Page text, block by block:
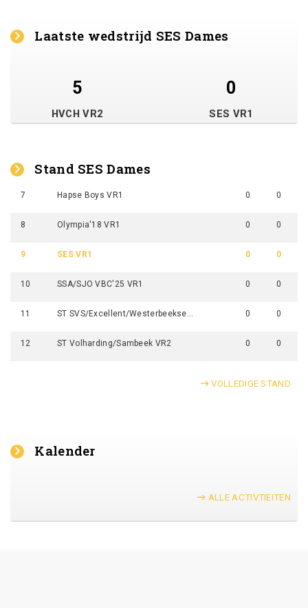
Laatste wedstrijd SES Dames
5 0
HVCH VR2 SES VR1
Stand SES Dames
7 Hapse Boys VR1 0 0
8 Olympia'18 VR1 0 0
9 SES VR1 0 0
10 SSA/SJO VBC'25 VR1 0 0
11 0 0
12 ST Volharding/Sambeek VR2 0 0
VOLLEDIGE STAND
Kalender
ALLE ACTIVTIEITEN